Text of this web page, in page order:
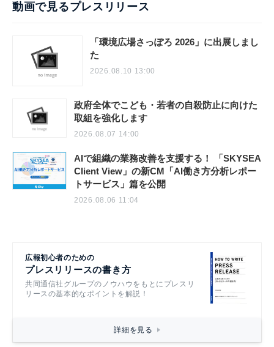
動画で見るプレスリリース
「環境広場さっぽろ 2026」に出展しまし
た
2026.08.10 13:00
政府全体でこども・若者の自殺防止に向けた
取組を強化します
2026.08.07 14:00
AIで組織の業務改善を支援する！ 「SKYSEA
Client View」の新CM「AI働き方分析レポー
トサービス」篇を公開
2026.08.06 11:04
広報初心者のための
プレスリリースの書き方
共同通信社グループのノウハウをもとにプレスリ
リースの基本的なポイントを解説！
詳細を見る